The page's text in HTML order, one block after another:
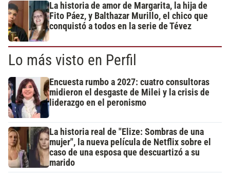
La historia de amor de Margarita, la hija de
Fito Páez, y Balthazar Murillo, el chico que
conquistó a todos en la serie de Tévez
Lo más visto en Perfil
Encuesta rumbo a 2027: cuatro consultoras
midieron el desgaste de Milei y la crisis de
liderazgo en el peronismo
La historia real de "Elize: Sombras de una
mujer", la nueva película de Netflix sobre el
caso de una esposa que descuartizó a su
marido